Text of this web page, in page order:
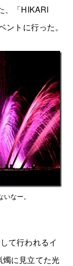
、「HIKARI
トに行った。
なー。
て行われるイ
に見立てた光